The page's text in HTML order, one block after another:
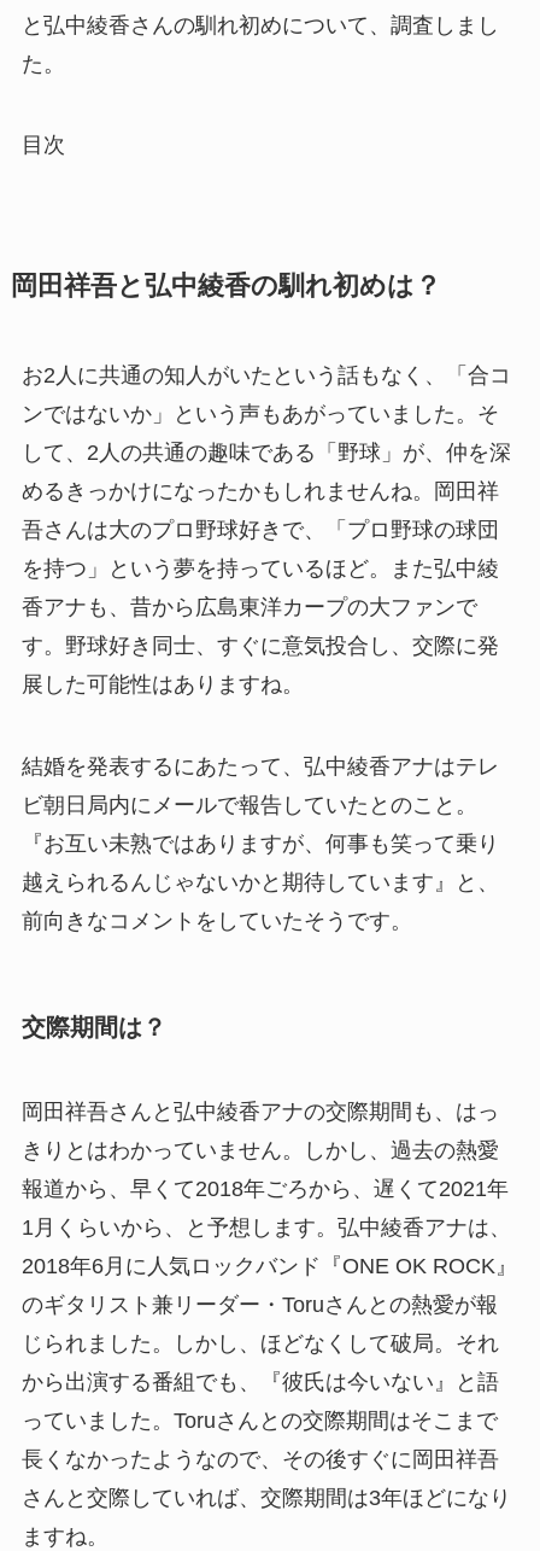
と弘中綾香さんの馴れ初めについて、調査しまし
た。
目次
岡田祥吾と弘中綾香の馴れ初めは？
お2人に共通の知人がいたという話もなく、「合コ
ンではないか」という声もあがっていました。そ
して、2人の共通の趣味である「野球」が、仲を深
めるきっかけになったかもしれませんね。岡田祥
吾さんは大のプロ野球好きで、「プロ野球の球団
を持つ」という夢を持っているほど。また弘中綾
香アナも、昔から広島東洋カープの大ファンで
す。野球好き同士、すぐに意気投合し、交際に発
展した可能性はありますね。
結婚を発表するにあたって、弘中綾香アナはテレ
ビ朝日局内にメールで報告していたとのこと。
『お互い未熟ではありますが、何事も笑って乗り
越えられるんじゃないかと期待しています』と、
前向きなコメントをしていたそうです。
交際期間は？
岡田祥吾さんと弘中綾香アナの交際期間も、はっ
きりとはわかっていません。しかし、過去の熱愛
報道から、早くて2018年ごろから、遅くて2021年
1月くらいから、と予想します。弘中綾香アナは、
2018年6月に人気ロックバンド『ONE OK ROCK』
のギタリスト兼リーダー・Toruさんとの熱愛が報
じられました。しかし、ほどなくして破局。それ
から出演する番組でも、『彼氏は今いない』と語
っていました。Toruさんとの交際期間はそこまで
長くなかったようなので、その後すぐに岡田祥吾
さんと交際していれば、交際期間は3年ほどになり
ますね。